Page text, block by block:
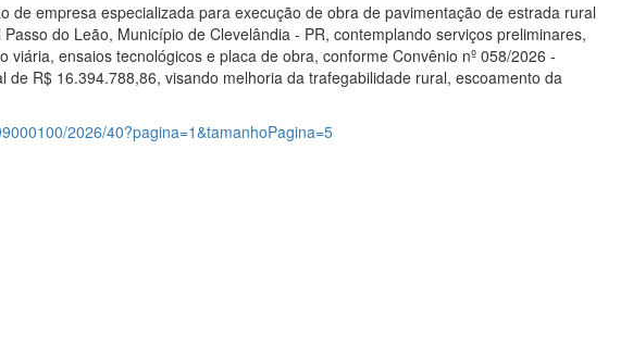
empresa especializada para execução de obra de pavimentação de estrada rural
do Leão, Município de Clevelândia - PR, contemplando serviços preliminares,
ensaios tecnológicos e placa de obra, conforme Convênio nº 058/2026 -
de R$ 16.394.788,86, visando melhoria da trafegabilidade rural, escoamento da
2026/40?pagina=1&tamanhoPagina=5